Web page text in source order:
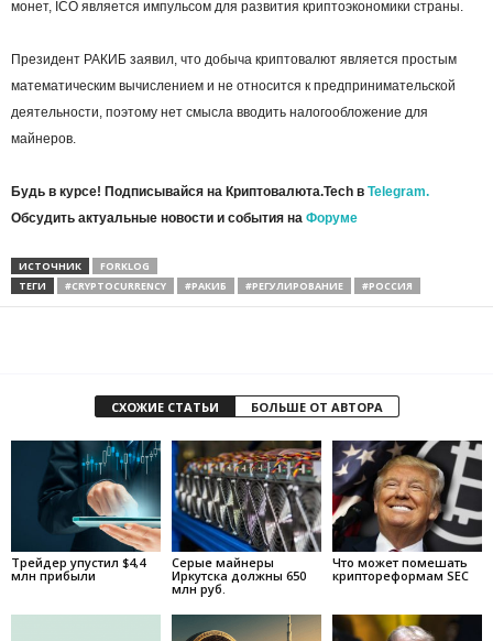
монет, ICO является импульсом для развития криптоэкономики страны.
Президент РАКИБ заявил, что добыча криптовалют является простым
математическим вычислением и не относится к предпринимательской
деятельности, поэтому нет смысла вводить налогообложение для
майнеров.
Будь в курсе! Подписывайся на Криптовалюта.Tech в Telegram.
Обсудить актуальные новости и события на Форуме
ИСТОЧНИК
FORKLOG
ТЕГИ
#CRYPTOCURRENCY #РАКИБ #РЕГУЛИРОВАНИЕ #РОССИЯ
СХОЖИЕ СТАТЬИ БОЛЬШЕ ОТ АВТОРА
Трейдер упустил $4,4
млн прибыли
Серые майнеры
Иркутска должны 650
млн руб.
Что может помешать
криптореформам SEC